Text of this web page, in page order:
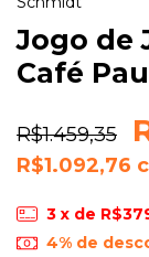
Jogo de
Café
R$1.459,35
R$1.092,76
3 x de
4% de